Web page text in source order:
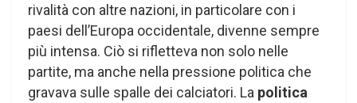
rivalità con altre nazioni, in particolare con i
paesi dell’Europa occidentale, divenne sempre
più intensa. Ciò si rifletteva non solo nelle
partite, ma anche nella pressione politica che
gravava sulle spalle dei calciatori. La politica